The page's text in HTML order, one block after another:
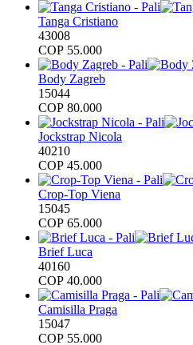
Tanga Cristiano
43008
COP 55.000
Body Zagreb
15044
COP 80.000
Jockstrap Nicola
40210
COP 45.000
Crop-Top Viena
15045
COP 65.000
Brief Luca
40160
COP 40.000
Camisilla Praga
15047
COP 55.000